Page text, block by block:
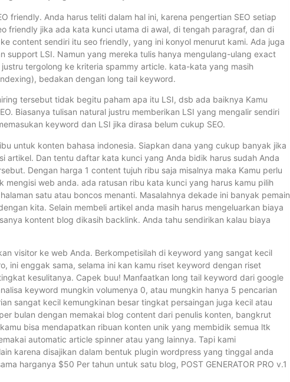
friendly. Anda harus teliti dalam hal ini, karena pengertian SEO setiap
friendly jika ada kata kunci utama di awal, di tengah paragraf, dan di
content sendiri itu seo friendly, yang ini konyol menurut kami. Ada juga
support LSI. Namun yang mereka tulis hanya mengulang-ulang exact
tergolong ke kriteria spammy article. kata-kata yang masih
bedakan dengan long tail keyword.
tersebut tidak begitu paham apa itu LSI, dsb ada baiknya Kamu
Biasanya tulisan natural justru memberikan LSI yang mengalir sendiri
keyword dan LSI jika dirasa belum cukup SEO.
untuk konten bahasa indonesia. Siapkan dana yang cukup banyak jika
artikel. Dan tentu daftar kata kunci yang Anda bidik harus sudah Anda
Dengan harga 1 content tujuh ribu saja misalnya maka Kamu perlu
web anda. ada ratusan ribu kata kunci yang harus kamu pilih
satu atau boncos menanti. Masalahnya dekade ini banyak pemain
kita. Selain membeli artikel anda masih harus mengeluarkan biaya
kontent blog dikasih backlink. Anda tahu sendirikan kalau biaya
visitor ke web Anda. Berkompetisilah di keyword yang sangat kecil
ini enggak sama, selama ini kan kamu riset keyword dengan riset
kesulitanya. Capek buu! Manfaatkan long tail keyword dari google
keyword mungkin volumenya 0, atau mungkin hanya 5 pencarian
sangat kecil kemungkinan besar tingkat persaingan juga kecil atau
bulan dengan memakai blog content dari penulis konten, bangkrut
bisa mendapatkan ribuan konten unik yang membidik semua ltk
automatic article spinner atau yang lainnya. Tapi kami
karena disajikan dalam bentuk plugin wordpress yang tinggal anda
harganya $50 Per tahun untuk satu blog, POST GENERATOR PRO v.1